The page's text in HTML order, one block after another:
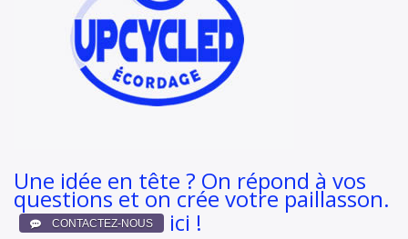
Une idée en tête ? On répond à vos
questions et on crée votre paillasson.
ici !